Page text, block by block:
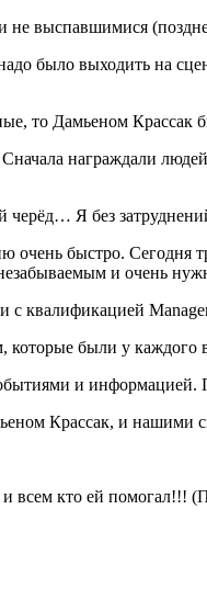
не выспавшимися
было выходить на
то Дамьеном Крассак
награждали
Я без
очень быстро.
и очень
с квалификацией
были у каждого
и информацией.
Крассак, и
всем кто ей помогал!!!